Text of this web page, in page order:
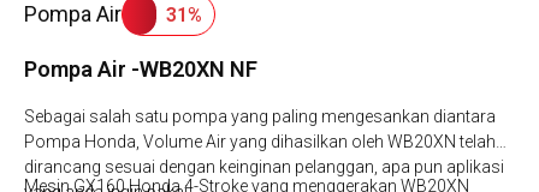
Pompa Air 31%
Pompa Air -WB20XN NF
Sebagai salah satu pompa yang paling mengesankan diantara
Pompa Honda, Volume Air yang dihasilkan oleh WB20XN telah
dirancang sesuai dengan keinginan pelanggan, apa pun aplikasi
Mesin GX160 Honda 4-Stroke yang menggerakan WB20XN